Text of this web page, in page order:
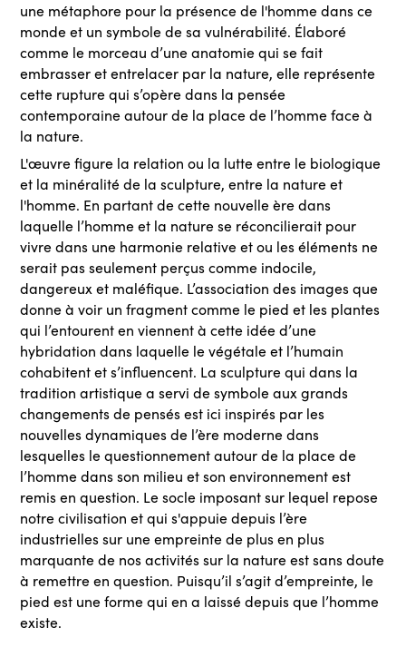
une métaphore pour la présence de l'homme dans ce
monde et un symbole de sa vulnérabilité. Élaboré
comme le morceau d’une anatomie qui se fait
embrasser et entrelacer par la nature, elle représente
cette rupture qui s’opère dans la pensée
contemporaine autour de la place de l’homme face à
la nature.
L'œuvre figure la relation ou la lutte entre le biologique
et la minéralité de la sculpture, entre la nature et
l'homme. En partant de cette nouvelle ère dans
laquelle l’homme et la nature se réconcilierait pour
vivre dans une harmonie relative et ou les éléments ne
serait pas seulement perçus comme indocile,
dangereux et maléfique. L’association des images que
donne à voir un fragment comme le pied et les plantes
qui l’entourent en viennent à cette idée d’une
hybridation dans laquelle le végétale et l’humain
cohabitent et s’influencent. La sculpture qui dans la
tradition artistique a servi de symbole aux grands
changements de pensés est ici inspirés par les
nouvelles dynamiques de l’ère moderne dans
lesquelles le questionnement autour de la place de
l’homme dans son milieu et son environnement est
remis en question. Le socle imposant sur lequel repose
notre civilisation et qui s'appuie depuis l’ère
industrielles sur une empreinte de plus en plus
marquante de nos activités sur la nature est sans doute
à remettre en question. Puisqu’il s’agit d’empreinte, le
pied est une forme qui en a laissé depuis que l’homme
existe.